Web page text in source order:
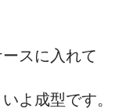
スに入れて
よ成型です。